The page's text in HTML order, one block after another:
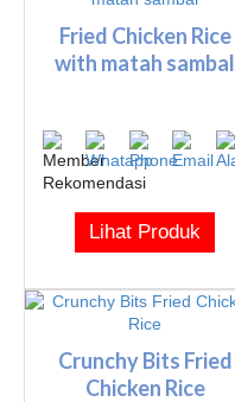
Fried Chicken Rice
with matah sambal
Lihat Produk
Crunchy Bits Fried
Chicken Rice